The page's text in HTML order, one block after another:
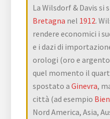
La Wilsdorf & Davis
Bretagna nel 1912.
rendere economici i
e i dazi di
orologi (oro e
quel momento il
spostato aGinevra,
città (ad esempio
Nord America, Asia,